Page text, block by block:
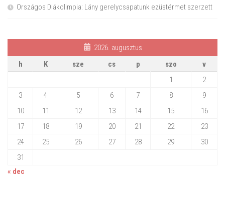
Országos Diákolimpia: Lány gerelycsapatunk ezüstérmet szerzett
2026. augusztus
h
K sze cs p szo
v
1
2
3
4 5 6 7 8
9
10
11 12 13 14 15
16
17
18 19 20 21 22
23
24
25 26 27 28 29
30
31
« dec